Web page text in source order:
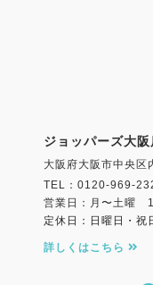
ジョッパーズ大阪
大阪府大阪市中央
TEL：0120-969-
営業日：月〜土曜
定休日：日曜日・祝
詳しくはこちら